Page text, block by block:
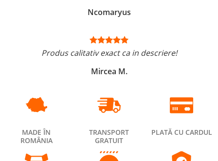
Ncomaryus
Produs calitativ exact ca in descriere!
Mircea M.
MADE ÎN
ROMÂNIA
TRANSPORT
GRATUIT
PLATĂ CU CARDUL